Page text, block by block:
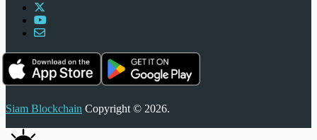
Siam Blockchain Copyright © 2026.